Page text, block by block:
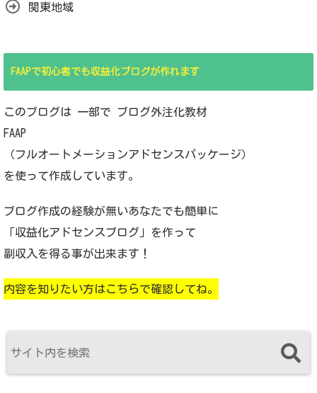
関東地域
FAAPで初心者でも収益化ブログが作れます
このブログは 一部で ブログ外注化教材
FAAP
（フルオートメーションアドセンスパッケージ）
を使って作成しています。
ブログ作成の経験が無いあなたでも簡単に
「収益化アドセンスブログ」を作って
副収入を得る事が出来ます！
内容を知りたい方はこちらで確認してね。